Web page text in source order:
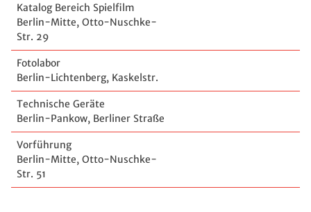
Katalog Bereich Spielfilm
Berlin-Mitte, Otto-Nuschke-
Str. 29
Fotolabor
Berlin-Lichtenberg, Kaskelstr.
Technische Geräte
Berlin-Pankow, Berliner Straße
Vorführung
Berlin-Mitte, Otto-Nuschke-
Str. 51